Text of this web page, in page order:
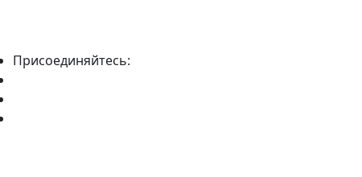
Присоединяйтесь: